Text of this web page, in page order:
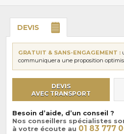
DEVIS
GRATUIT & SANS-ENGAGEMENT :
communiquera une proposition
DEVIS
AVEC TRANSPORT
Besoin d’aide, d’un conseil ?
Nos conseillers spécialistes
à votre écoute au 01 83 777